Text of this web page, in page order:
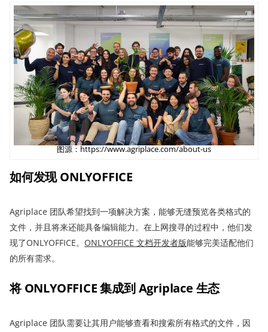
图源：https://www.agriplace.com/about-us
如何发现ONLYOFFICE
Agriplace 团队希望找到一项解决方案，能够无缝预览各类格式的
文件，并且将来还能具备编辑能力。在上网搜寻的过程中，他们发
现了ONLYOFFICE。 ONLYOFFICE 文档开发者版能够完美适配他们
的所有需求。
将 ONLYOFFICE集成到Agriplace 生态
Agriplace 团队需要让其用户能够查看和搜索所有格式的文件，因